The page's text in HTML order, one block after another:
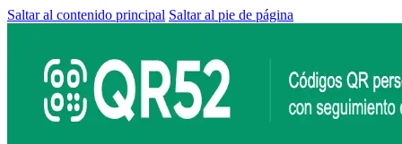
Saltar al contenido principal Saltar al pie de página